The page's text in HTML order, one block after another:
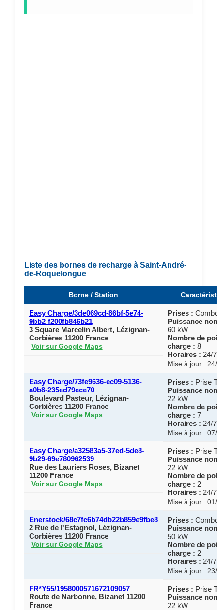
Liste des bornes de recharge à Saint-André-
de-Roquelongue
Borne / Station
Easy Charge/3de069cd-86bf-5e74-
9bb2-f200fb846b21
3 Square Marcelin Albert, Lézignan-
Corbières 11200 France
Voir sur Google Maps
Prises :
Puissance
60 kW
Nombre de
charge : 8
Horaires : 24/7
Mise à jour :
Easy Charge/73fe9636-ec09-5136-
a0b8-235ed79ece70
Boulevard Pasteur, Lézignan-
Corbières 11200 France
Voir sur Google Maps
Prises : Prise
Puissance
22 kW
Nombre de
charge : 7
Horaires : 24/7
Mise à jour :
Easy Charge/a32583a5-37ed-5de8-
9b29-69e780962539
Rue des Lauriers Roses, Bizanet
11200 France
Voir sur Google Maps
Prises : Prise
Puissance
22 kW
Nombre de
charge : 2
Horaires : 24/7
Mise à jour :
Enerstock/68c7fc6b74db22b859e9fbe8
2 Rue de l'Estagnol, Lézignan-
Corbières 11200 France
Voir sur Google Maps
Prises :
Puissance
50 kW
Nombre de
charge : 2
Horaires : 24/7
Mise à jour :
FR*Y55/1958000571672109057
Route de Narbonne, Bizanet 11200
France
Prises : Prise
Puissance
22 kW